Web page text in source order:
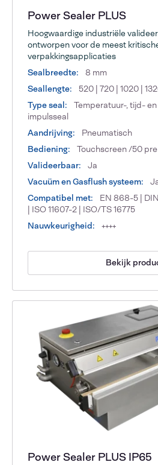
Power Sealer PLUS
Hoogwaardige industriële
ontworpen voor de meest
verpakkingsapplicaties
Sealbreedte:
8 mm
Seallengte:
520 | 720 | 1020 |
Type seal:
Temperatuur-, tijd-
impulsseal
Aandrijving:
Pneumatisch
Bediening:
Touchscreen /50
Valideerbaar:
Ja
Vacuüm en Gasflush systeem:
Compatibel met:
EN 868-5 |
| ISO 11607-2 | ISO/TS 16775
Nauwkeurigheid:
++++
Bekijk
Power Sealer PLUS IP65